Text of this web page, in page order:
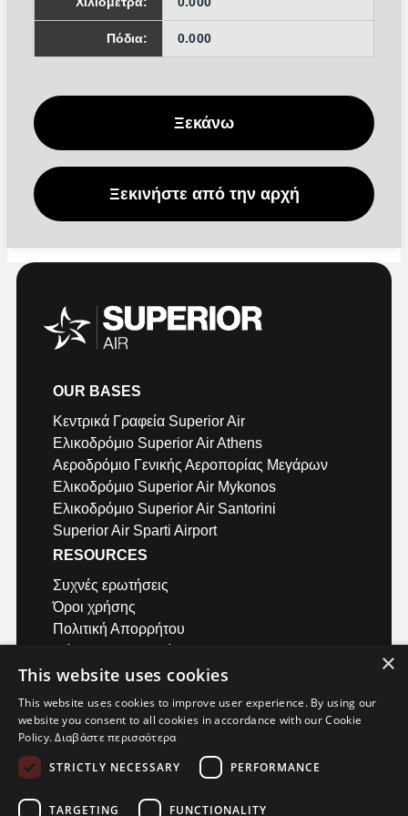
Πόδια: 0.000
Ξεκάνω
Ξεκινήστε από την αρχή
OUR BASES
Κεντρικά Γραφεία Superior Air
Ελικοδρόμιο Superior Air Athens
Αεροδρόμιο Γενικής Αεροπορίας Μεγάρων
Ελικοδρόμιο Superior Air Mykonos
Ελικοδρόμιο Superior Air Santorini
Superior Air Sparti Airport
RESOURCES
Συχνές ερωτήσεις
Όροι χρήσης
Πολιτική Απορρήτου
Air Safety QR codes / σύντομα βίντεο
ΕΠΙΚΟΙΝΩΝΙΑ
Αεροδρόμιο Μεγάρων
+30 22960 23180
×
This website uses cookies
This website uses cookies to improve user experience. By using our
website you consent to all cookies in accordance with our Cookie
Policy.Διαβάστε περισσότερα
STRICTLY NECESSARY
PERFORMANCE
TARGETING FUNCTIONALITY